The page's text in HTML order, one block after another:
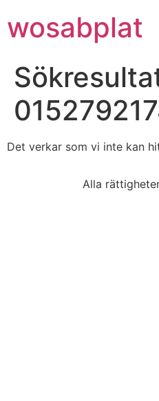
wosabplat
Det verkar som vi inte kan
Alla